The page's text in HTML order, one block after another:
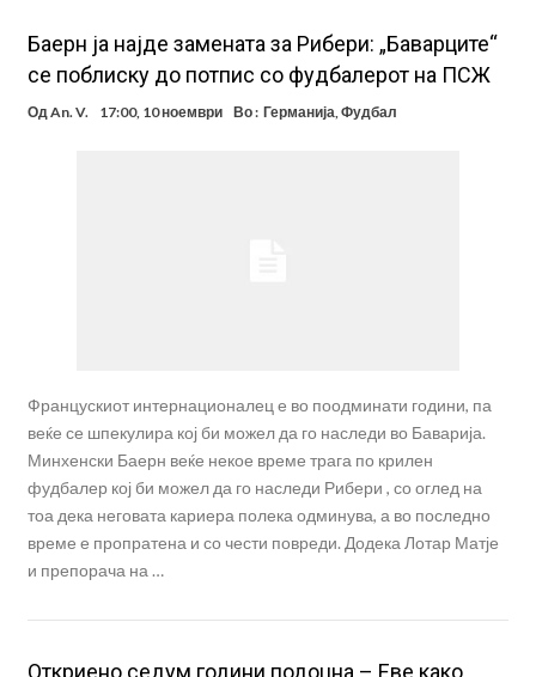
Баерн ја најде замената за Рибери: „Баварците“
се поблиску до потпис со фудбалерот на ПСЖ
ОдAn. V. 17:00, 10 ноември Во : Германија,Фудбал
Францускиот интернационалец е во поодминати години, па
веќе се шпекулира кој би можел да го наследи во Баварија.
Минхенски Баерн веќе некое време трага по крилен
фудбалер кој би можел да го наследи Рибери , со оглед на
тоа дека неговата кариера полека одминува, а во последно
време е пропратена и со чести повреди. Додека Лотар Матје
и препорача на …
Откриено седум години подоцна – Еве како